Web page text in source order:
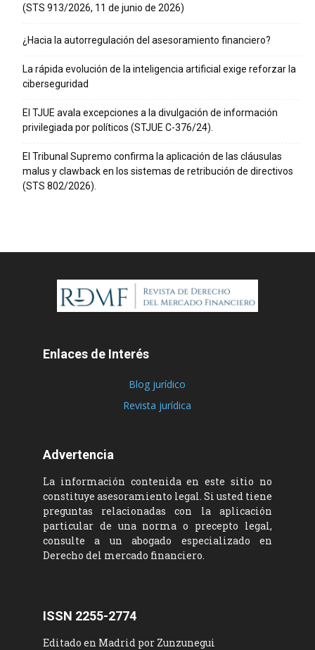
(STS 913/2026, 11 de junio de 2026)
¿Hacia la autorregulación del asesoramiento financiero?
La rápida evolución de la inteligencia artificial exige reforzar la
ciberseguridad
El TJUE avala excepciones a la divulgación de información
privilegiada por políticos (STJUE C-376/24).
El Tribunal Supremo confirma la aplicación de las cláusulas
malus y clawback en los sistemas de retribución de directivos
(STS 802/2026).
Enlaces de Interés
Blog jurídico
Revista jurídica
Advertencia
La información contenida en este sitio no
constituye asesoramiento legal. Si usted tiene
preguntas relacionadas con la aplicación
particular de una norma o precepto legal,
consulte a un abogado especializado en
Derecho del mercado financiero.
ISSN 2255-2774
Editado en Madrid por Zunzunegui